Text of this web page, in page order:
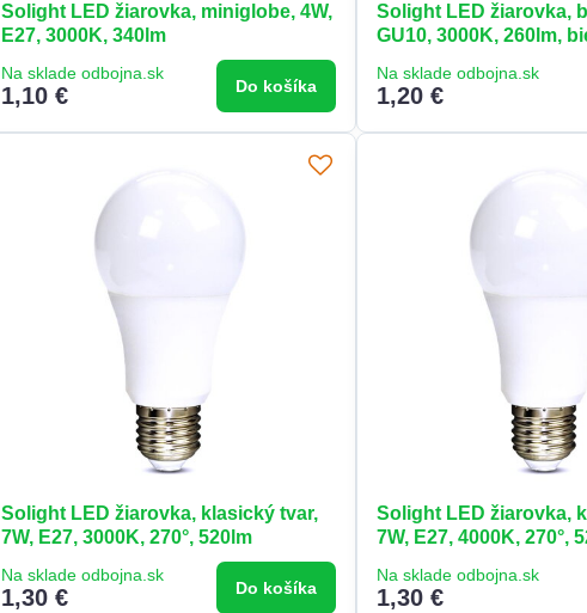
Solight LED žiarovka, miniglobe, 4W,
E27, 3000K, 340lm
Na sklade odbojna.sk
1,10 € Do košíka
Solight LED žiarovka,
GU10, 3000K, 260lm,
Na sklade odbojna.sk
1,20 €
Solight LED žiarovka, klasický tvar,
7W, E27, 3000K, 270°, 520lm
Na sklade odbojna.sk
1,30 € Do košíka
Solight LED žiarovka,
7W, E27, 4000K, 270°,
Na sklade odbojna.sk
1,30 €